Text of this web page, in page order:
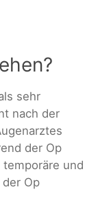
sehr
nach der
der Op
und
Op